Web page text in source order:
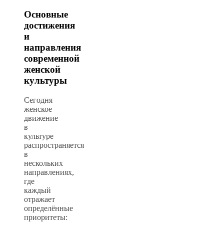
Основные
достижения
и
направления
современной
женской
культуры
Сегодня
женское
движение
в
культуре
распространяется
в
нескольких
направлениях,
где
каждый
отражает
определённые
приоритеты: